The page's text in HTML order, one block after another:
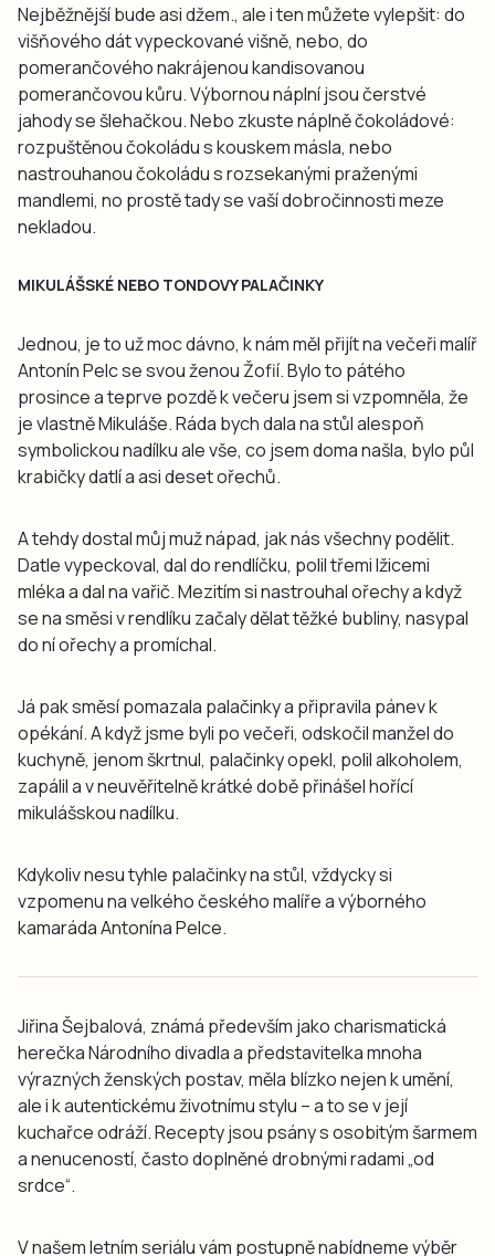
Nejběžnější bude asi džem., ale i ten můžete vylepšit: do
višňového dát vypeckované višně, nebo, do
pomerančového nakrájenou kandisovanou
pomerančovou kůru. Výbornou náplní jsou čerstvé
jahody se šlehačkou. Nebo zkuste náplně čokoládové:
rozpuštěnou čokoládu s kouskem másla, nebo
nastrouhanou čokoládu s rozsekanými praženými
mandlemi, no prostě tady se vaší dobročinnosti meze
nekladou.
MIKULÁŠSKÉ NEBO TONDOVY PALAČINKY
Jednou, je to už moc dávno, k nám měl přijít na večeři malíř
Antonín Pelc se svou ženou Žofií. Bylo to pátého
prosince a teprve pozdě k večeru jsem si vzpomněla, že
je vlastně Mikuláše. Ráda bych dala na stůl alespoň
symbolickou nadílku ale vše, co jsem doma našla, bylo půl
krabičky datlí a asi deset ořechů.
A tehdy dostal můj muž nápad, jak nás všechny podělit.
Datle vypeckoval, dal do rendlíčku, polil třemi lžicemi
mléka a dal na vařič. Mezitím si nastrouhal ořechy a když
se na směsi v rendlíku začaly dělat těžké bubliny, nasypal
do ní ořechy a promíchal.
Já pak směsí pomazala palačinky a připravila pánev k
opékání. A když jsme byli po večeři, odskočil manžel do
kuchyně, jenom škrtnul, palačinky opekl, polil alkoholem,
zapálil a v neuvěřitelně krátké době přinášel hořící
mikulášskou nadílku.
Kdykoliv nesu tyhle palačinky na stůl, vždycky si
vzpomenu na velkého českého malíře a výborného
kamaráda Antonína Pelce.
Jiřina Šejbalová, známá především jako charismatická
herečka Národního divadla a představitelka mnoha
výrazných ženských postav, měla blízko nejen k umění,
ale i k autentickému životnímu stylu – a to se v její
kuchařce odráží. Recepty jsou psány s osobitým šarmem
a nenuceností, často doplněné drobnými radami „od
srdce“.
V našem letním seriálu vám postupně nabídneme výběr